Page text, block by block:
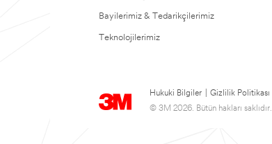
Bayilerimiz & Tedarikçilerimiz
Teknolojilerimiz
Hukuki Bilgiler Gizlilik Politikası
© 3M 2026. Bütün hakları saklıdır.